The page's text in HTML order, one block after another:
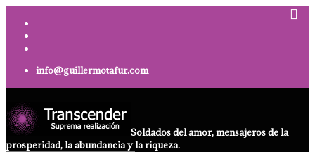
info@guillermotafur.com
Soldados del amor, mensajeros de la
prosperidad, la abundancia y la riqueza.